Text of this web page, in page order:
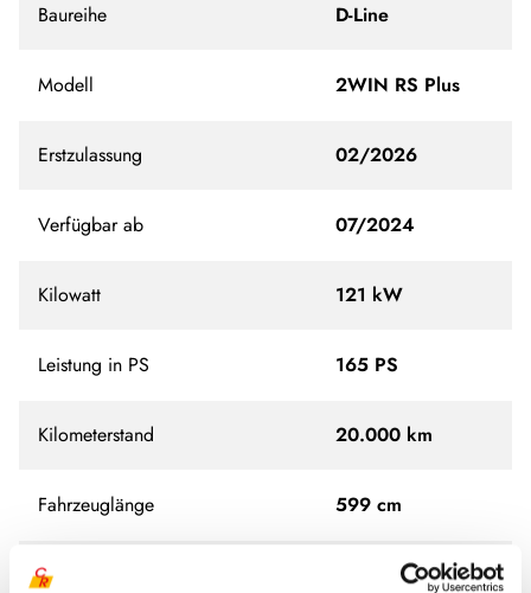
Baureihe D-Line
Modell 2WIN RS Plus
Erstzulassung 02/2026
Verfügbar ab 07/2024
Kilowatt 121 kW
Leistung in PS 165 PS
Kilometerstand 20.000 km
Fahrzeuglänge 599 cm
Fahrzeugbreite 205 cm